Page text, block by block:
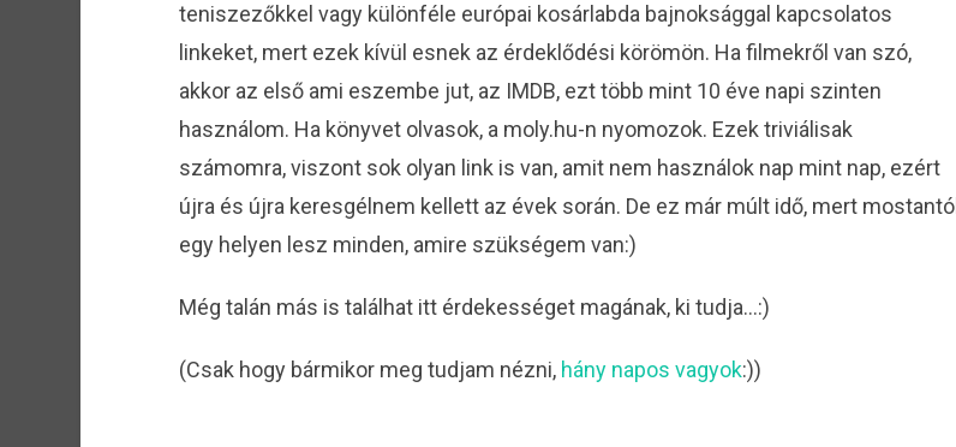
teniszezőkkel vagy különféle európai kosárlabda bajnoksággal kapcsolatos
linkeket, mert ezek kívül esnek az érdeklődési körömön. Ha filmekről van szó,
akkor az első ami eszembe jut, az IMDB, ezt több mint 10 éve napi szinten
használom. Ha könyvet olvasok, a moly.hu-n nyomozok. Ezek triviálisak
számomra, viszont sok olyan link is van, amit nem használok nap mint nap, ezért
újra és újra keresgélnem kellett az évek során. De ez már múlt idő, mert mostantól
egy helyen lesz minden, amire szükségem van:)
Még talán más is találhat itt érdekességet magának, ki tudja…:)
(Csak hogy bármikor meg tudjam nézni, hány napos vagyok:))